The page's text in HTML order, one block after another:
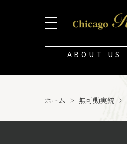
ABOUT US
ホーム > 無可動実銃 >